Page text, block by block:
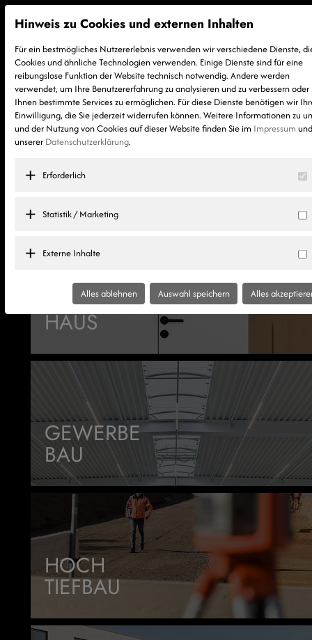
Freude am Bau.
MASSIV
HAUS
GEWERBE
BAU
HOCH
TIEFBAU
Hinweis zu Cookies und externen Inhalten
Für ein bestmögliches Nutzererlebnis verwenden wir verschiedene Dienste,
Cookies und ähnliche Technologien verwenden. Einige Dienste sind für eine
reibungslose Funktion der Website technisch notwendig. Andere werden
verwendet, um Ihre Benutzererfahrung zu analysieren und zu verbessern oder
Ihnen bestimmte Services zu ermöglichen. Für diese Dienste benötigen wir
Einwilligung, die Sie jederzeit widerrufen können. Weitere Informationen zu
und der Nutzung von Cookies auf dieser Website finden Sie im Impressum
unserer Datenschutzerklärung.
Erforderlich
Statistik / Marketing
Externe Inhalte
Alles ablehnen Auswahl speichern Alles